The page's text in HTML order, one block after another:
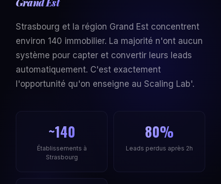
Strasbourg et la région Grand Est concentrent
environ 140 immobilier. La majorité n'ont aucun
système pour capter et convertir leurs leads
automatiquement. C'est exactement
l'opportunité qu'on enseigne au Scaling Lab'.
~140
Établissements à
Strasbourg
80%
Leads perdus après 2h